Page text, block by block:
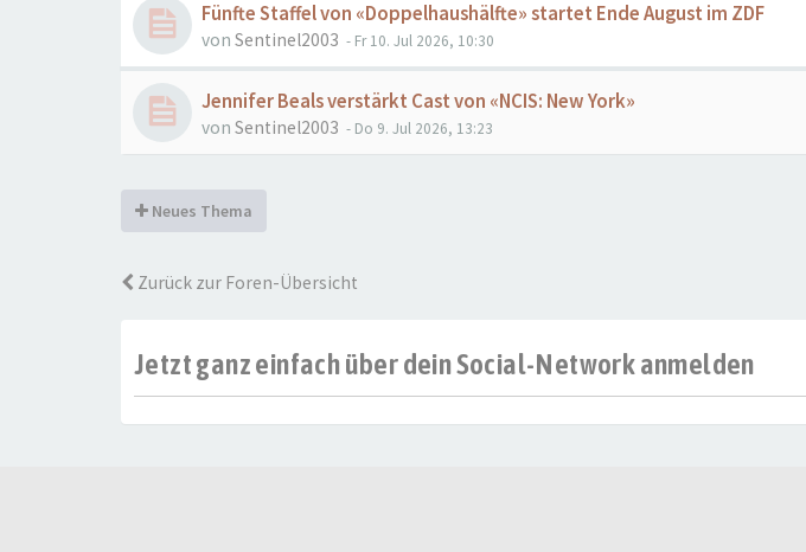
Fünfte Staffel von «Doppelhaushälfte» startet Ende August im ZDF
von Sentinel2003 - Fr 10. Jul 2026, 10:30
Jennifer Beals verstärkt Cast von «NCIS: New York»
von Sentinel2003 - Do 9. Jul 2026, 13:23
Neues Thema
Zurück zur Foren-Übersicht
Jetzt ganz einfach über dein Social-Network anmelden